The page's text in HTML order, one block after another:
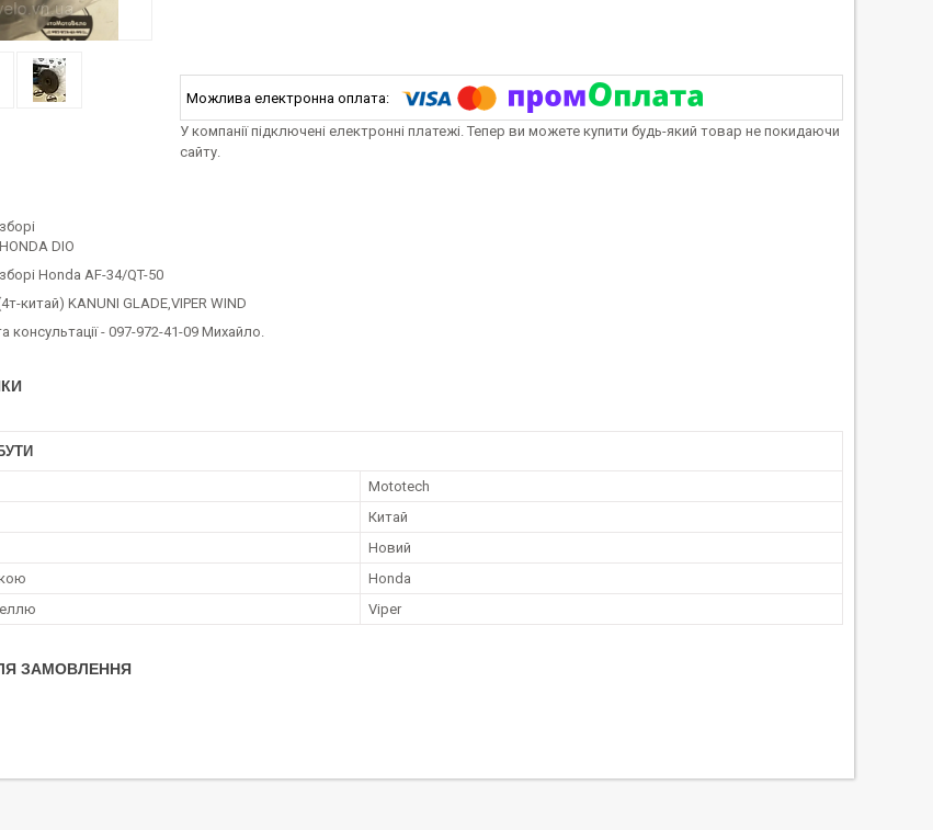
У компанії підключені електронні платежі. Тепер ви можете купити будь-який товар не покидаючи
сайту.
DIO
Honda AF-34/QT-50
китай) KANUNI GLADE,VIPER WIND
консультації - 097-972-41-09 Михайло.
Mototech
Китай
Новий
Honda
Viper
ЗАМОВЛЕННЯ